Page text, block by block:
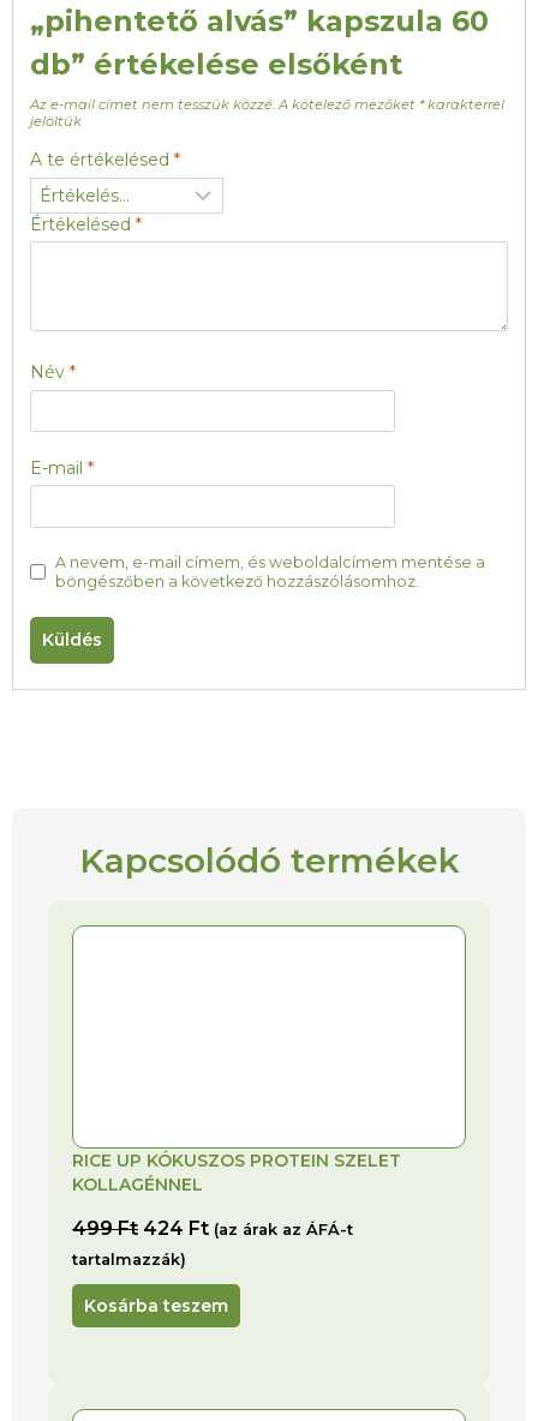
„pihentető alvás” kapszula 60
db” értékelése elsőként
Az e-mail címet nem tesszük közzé. A kötelező mezőket *karakterrel
jelöltük
A te értékelésed *
Értékelésed *
Név *
E-mail *
A nevem, e-mail címem, és weboldalcímem mentése a
böngészőben a következő hozzászólásomhoz.
Kapcsolódó termékek
RICE UP KÓKUSZOS PROTEIN SZELET
KOLLAGÉNNEL
499Ft 424 Ft (az árak az ÁFÁ-t
tartalmazzák)
Kosárba teszem